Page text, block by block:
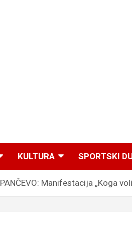
KULTURA SPORTSKI
PANČEVO: Manifestacija „Koga